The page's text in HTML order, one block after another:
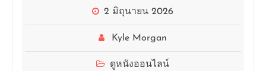
2 มิถุนายน 2026
Kyle Morgan
ดูหนังออนไลน์